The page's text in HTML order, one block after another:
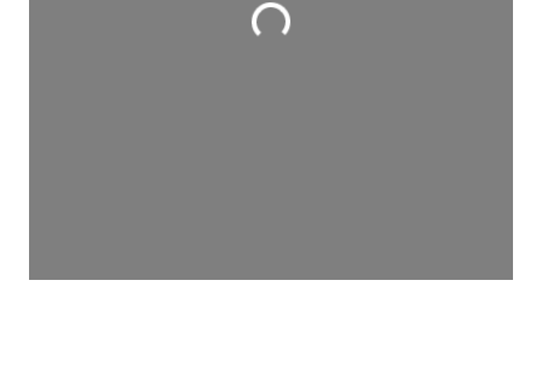
Wird geladen …